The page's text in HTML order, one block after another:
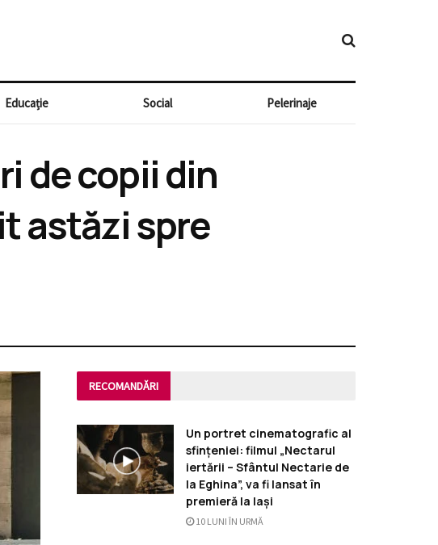
Educație Social Pelerinaje
de copii din
astăzi spre
RECOMANDĂRI
Un portret cinematografic al
sfințeniei: filmul „Nectarul
iertării – Sfântul Nectarie de
la Eghina”, va fi lansat în
premieră la Iași
10 LUNI ÎN URMĂ